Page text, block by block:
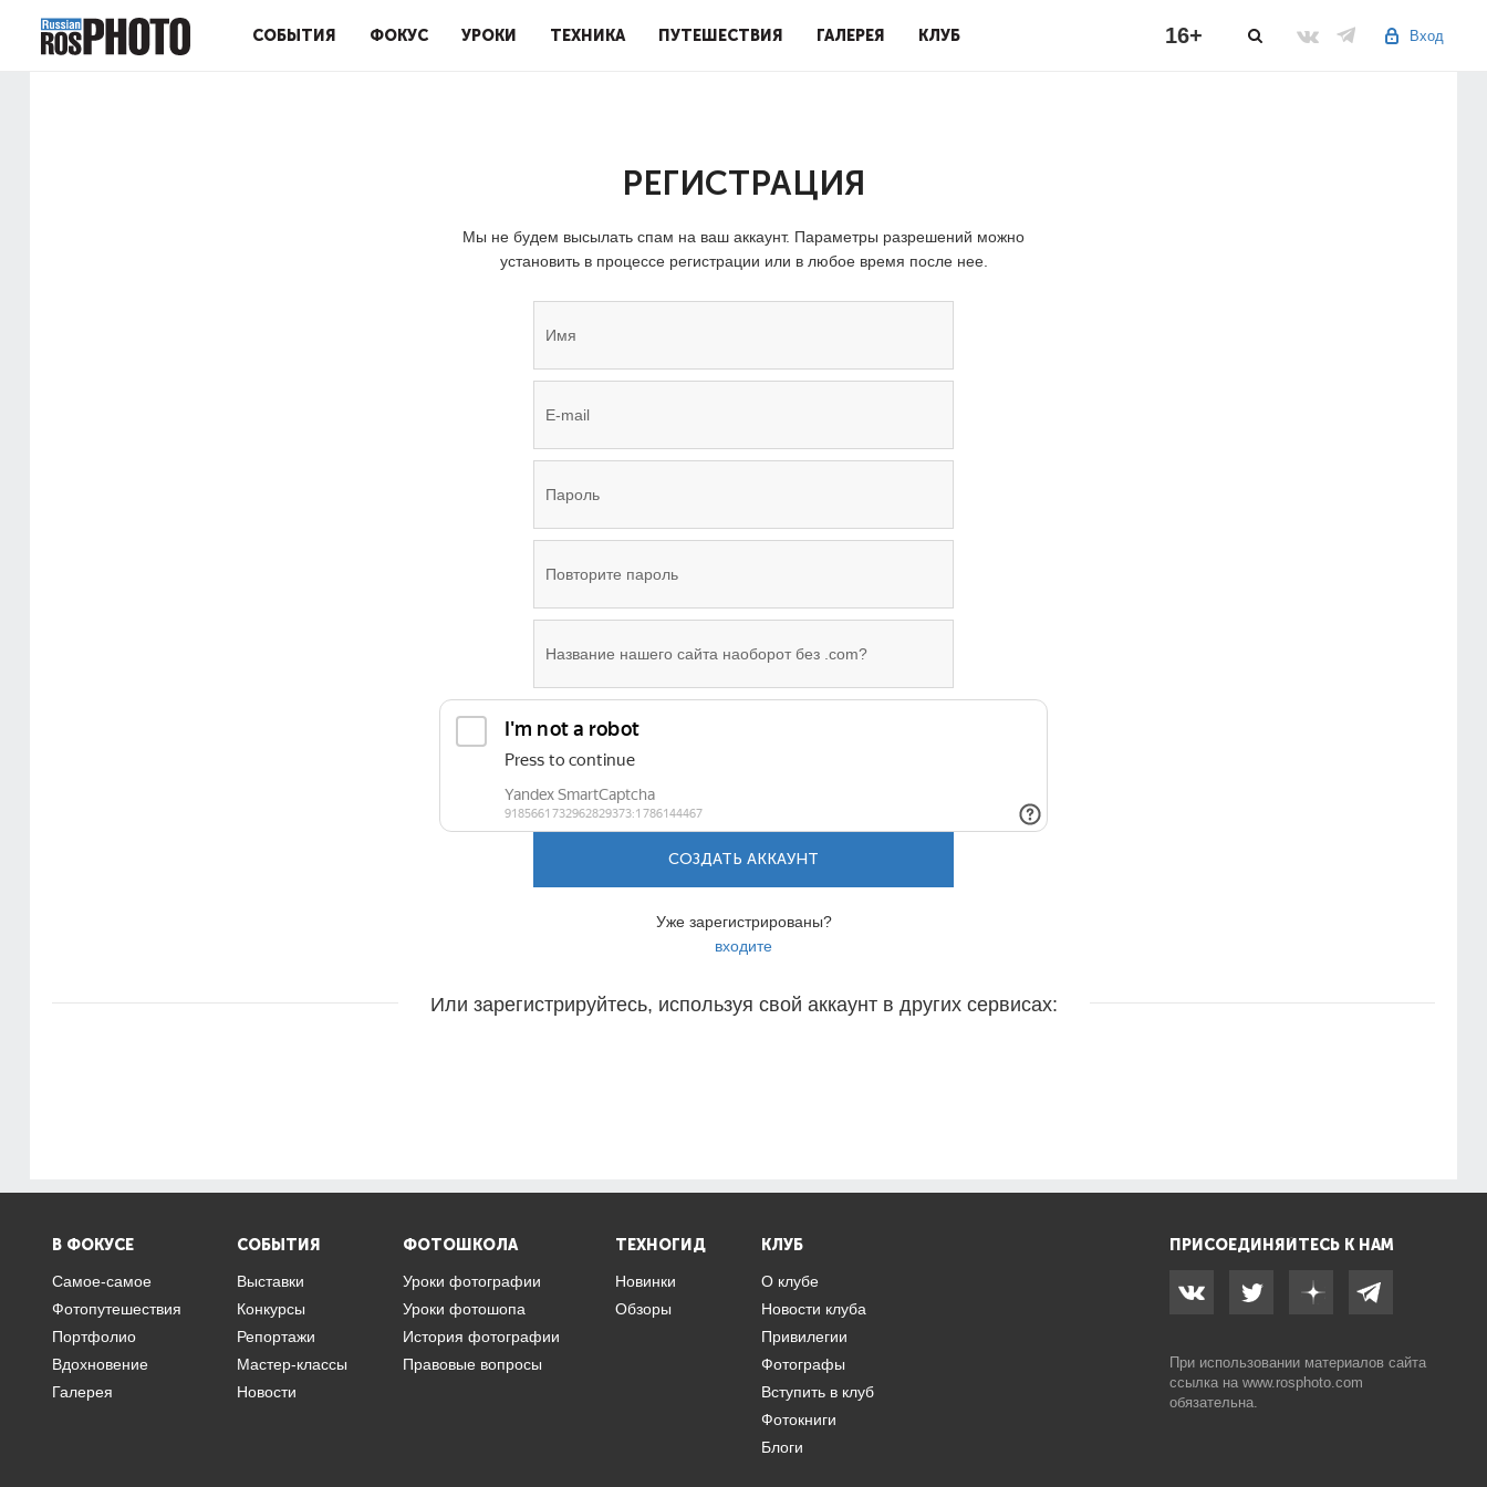
СОБЫТИЯ ФОКУС УРОКИ ТЕХНИКА ПУТЕШЕСТВИЯ ГАЛЕРЕЯ КЛУБ Вход
16+
РЕГИСТРАЦИЯ
Мы не будем высылать спам на ваш аккаунт. Параметры разрешений можно
установить в процессе регистрации или в любое время после нее.
СОЗДАТЬ АККАУНТ
Уже зарегистрированы?
входите
Или зарегистрируйтесь, используя свой аккаунт в других сервисах:
В ФОКУСЕ
Самое-самое
Фотопутешествия
Портфолио
Вдохновение
Галерея
СОБЫТИЯ
Выставки
Конкурсы
Репортажи
Мастер-классы
Новости
ФОТОШКОЛА
Уроки фотографии
Уроки фотошопа
История фотографии
Правовые вопросы
ТЕХНОГИД
Новинки
Обзоры
КЛУБ
О клубе
Новости клуба
Привилегии
Фотографы
Вступить в клуб
Фотокниги
Блоги
ПРИСОЕДИНЯЙТЕСЬ К НАМ
При использовании материалов сайта
ссылка на www.rosphoto.com
обязательна.